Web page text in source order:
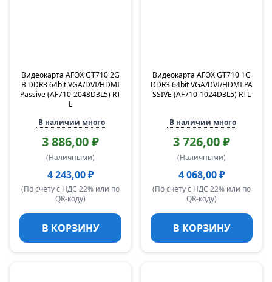
Видеокарта AFOX GT710 2G
B DDR3 64bit VGA/DVI/HDMI
Passive (AF710-2048D3L5) RT
L
В наличии много
3 886,00 ₽
(Наличными)
4 243,00 ₽
(По счету с НДС 22% или по
QR-коду)
В КОРЗИНУ
Видеокарта AFOX GT710 1G
DDR3 64bit VGA/DVI/HDMI PA
SSIVE (AF710-1024D3L5) RTL
В наличии много
3 726,00 ₽
(Наличными)
4 068,00 ₽
(По счету с НДС 22% или по
QR-коду)
В КОРЗИНУ